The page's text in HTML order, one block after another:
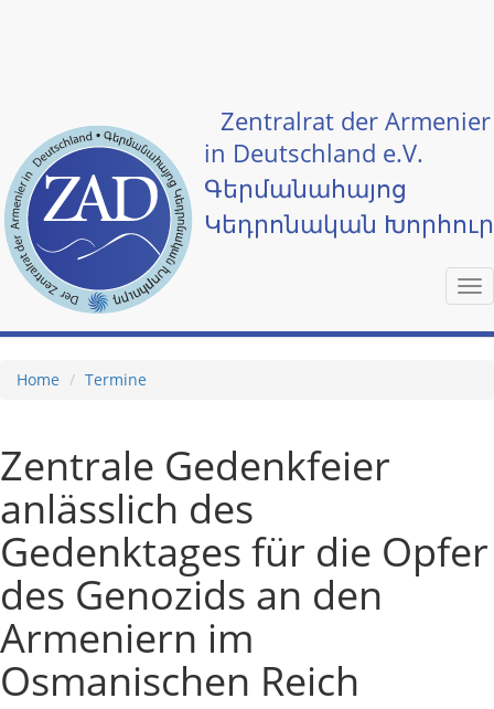
Zentralrat der Armenier
in Deutschland e.V.
Գերմանահայոց
Կեդրոնական
Home Termine
Zentrale Gedenkfeier
anlässlich des
Gedenktages für die Opfer
des Genozids an den
Armeniern im
Osmanischen Reich